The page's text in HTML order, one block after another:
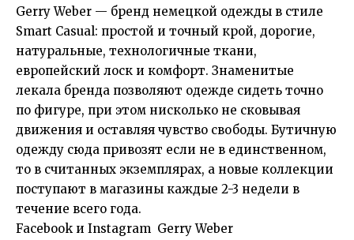
Gerry Weber — бренд немецкой одежды в стиле
Smart Casual: простой и точный крой, дорогие,
натуральные, технологичные ткани,
европейский лоск и комфорт. Знаменитые
лекала бренда позволяют одежде сидеть точно
по фигуре, при этом нисколько не сковывая
движения и оставляя чувство свободы. Бутичную
одежду сюда привозят если не в единственном,
то в считанных экземплярах, а новые коллекции
поступают в магазины каждые 2-3 недели в
течение всего года.
Facebook и Instagram Gerry Weber